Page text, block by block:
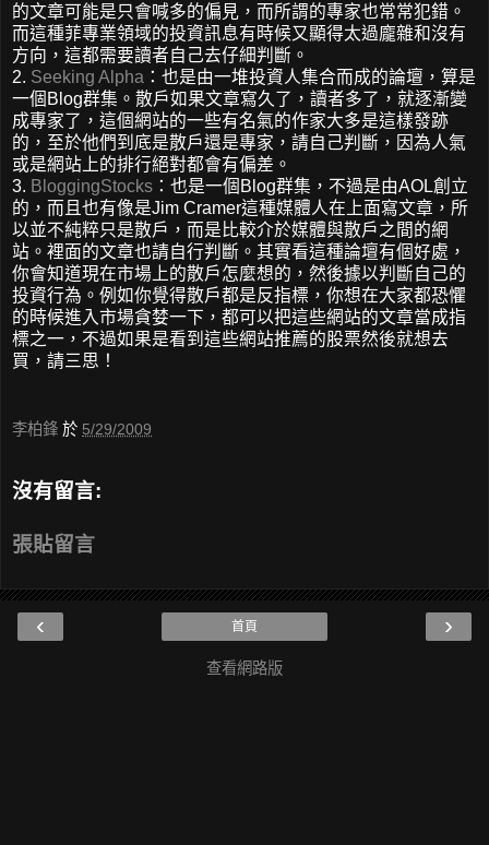
的文章可能是只會喊多的偏見，而所謂的專家也常常犯錯。
而這種菲專業領域的投資訊息有時候又顯得太過龐雜和沒有
方向，這都需要讀者自己去仔細判斷。
2. Seeking Alpha ：也是由一堆投資人集合而成的論壇，算是
一個Blog群集。散戶如果文章寫久了，讀者多了，就逐漸變
成專家了，這個網站的一些有名氣的作家大多是這樣發跡
的，至於他們到底是散戶還是專家，請自己判斷，因為人氣
或是網站上的排行絕對都會有偏差。
3. BloggingStocks ：也是一個Blog群集，不過是由AOL創立
的，而且也有像是Jim Cramer這種媒體人在上面寫文章，所
以並不純粹只是散戶，而是比較介於媒體與散戶之間的網
站。裡面的文章也請自行判斷。其實看這種論壇有個好處，
你會知道現在市場上的散戶怎麼想的，然後據以判斷自己的
投資行為。例如你覺得散戶都是反指標，你想在大家都恐懼
的時候進入市場貪婪一下，都可以把這些網站的文章當成指
標之一，不過如果是看到這些網站推薦的股票然後就想去
買，請三思！
李柏鋒 於 5/29/2009
沒有留言:
張貼留言
‹ ›
首頁
查看網路版